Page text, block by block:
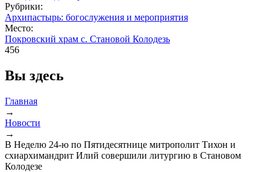
Рубрики:
Архипастырь: богослужения и мероприятия
Место:
Покровский храм с. Становой Колодезь
456
Вы здесь
Главная
→
Новости
→
В Неделю 24-ю по Пятидесятнице митрополит Тихон и
схиархимандрит Илий совершили литургию в Становом
Колодезе